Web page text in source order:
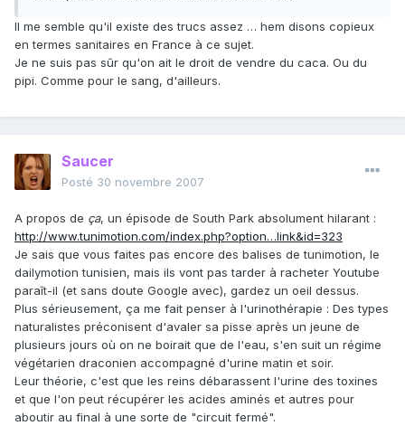
Il me semble qu'il existe des trucs assez … hem disons copieux
en termes sanitaires en France à ce sujet.
Je ne suis pas sûr qu'on ait le droit de vendre du caca. Ou du
pipi. Comme pour le sang, d'ailleurs.
Saucer
Posté 30 novembre 2007
A propos de ça, un épisode de South Park absolument hilarant :
http://www.tunimotion.com/index.php?option…link&id=323
Je sais que vous faites pas encore des balises de tunimotion, le
dailymotion tunisien, mais ils vont pas tarder à racheter Youtube
paraît-il (et sans doute Google avec), gardez un oeil dessus.
Plus sérieusement, ça me fait penser à l'urinothérapie : Des types
naturalistes préconisent d'avaler sa pisse après un jeune de
plusieurs jours où on ne boirait que de l'eau, s'en suit un régime
végétarien draconien accompagné d'urine matin et soir.
Leur théorie, c'est que les reins débarassent l'urine des toxines
et que l'on peut récupérer les acides aminés et autres pour
aboutir au final à une sorte de "circuit fermé".